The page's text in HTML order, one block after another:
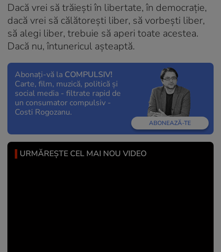
Dacă vrei să trăiești în libertate, în democrație,
dacă vrei să călătorești liber, să vorbești liber,
să alegi liber, trebuie să aperi toate acestea.
Dacă nu, întunericul așteaptă.
Abonați-vă la COMPULSIV!
Carte, film, muzică, politică și
social media - filtrate rapid de
un consumator compulsiv -
Costi Rogozanu.
ABONEAZĂ-TE
URMĂREȘTE CEL MAI NOU VIDEO